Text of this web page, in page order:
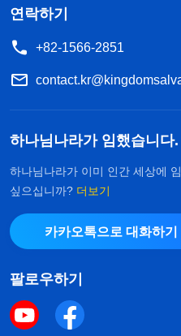
연락하기
+82-1566-2851
하나님나라가 임했습니다.
하나님나라가 이미 인간 세상에
싶으십니까? 더보기
카카오톡으로 대화하기
팔로우하기